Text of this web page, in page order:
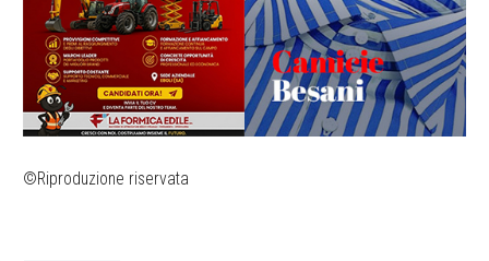
©Riproduzione riservata